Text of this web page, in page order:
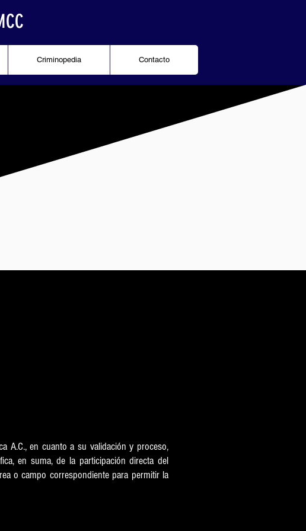
Criminopedia Contacto
A.C., en cuanto a su validación y proceso,
en suma, de la participación directa del
o campo correspondiente para permitir la